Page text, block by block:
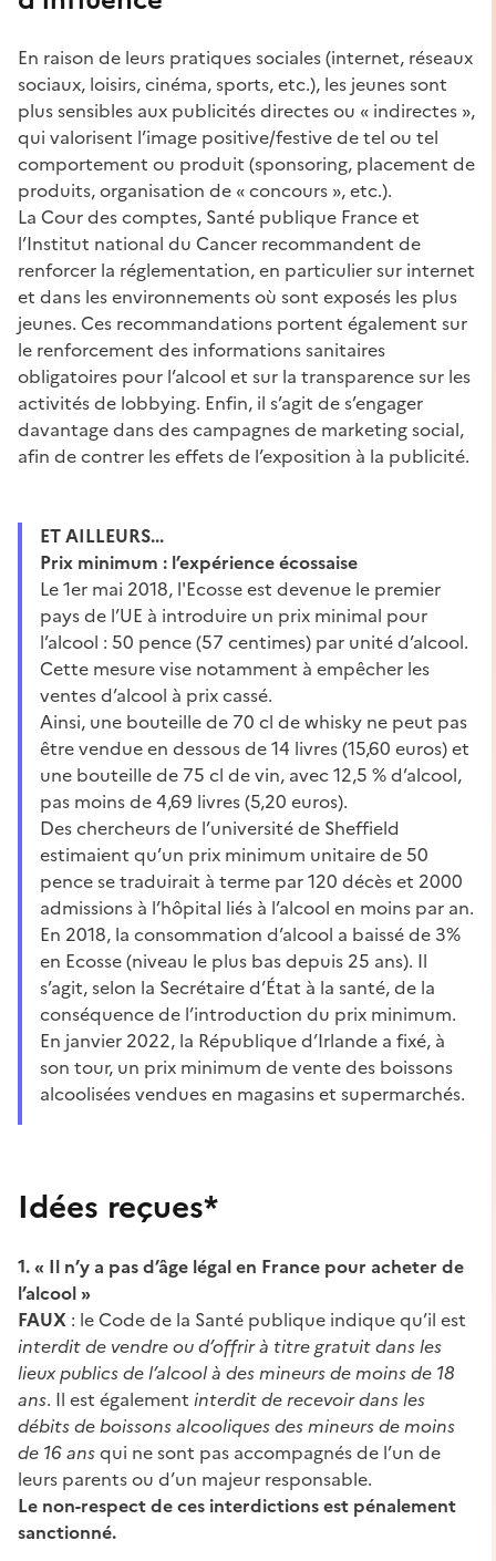
En raison de leurs pratiques sociales (internet, réseaux
sociaux, loisirs, cinéma, sports, etc.), les jeunes sont
plus sensibles aux publicités directes ou « indirectes »,
qui valorisent l’image positive/festive de tel ou tel
comportement ou produit (sponsoring, placement de
produits, organisation de « concours », etc.).
La Cour des comptes, Santé publique France et
l’Institut national du Cancer recommandent de
renforcer la réglementation, en particulier sur internet
et dans les environnements où sont exposés les plus
jeunes. Ces recommandations portent également sur
le renforcement des informations sanitaires
obligatoires pour l’alcool et sur la transparence sur les
activités de lobbying. Enfin, il s’agit de s’engager
davantage dans des campagnes de marketing social,
afin de contrer les effets de l’exposition à la publicité.
ET AILLEURS...
Prix minimum : l’expérience écossaise
Le 1er mai 2018, l'Ecosse est devenue le premier
pays de l’UE à introduire un prix minimal pour
l’alcool : 50 pence (57 centimes) par unité d’alcool.
Cette mesure vise notamment à empêcher les
ventes d’alcool à prix cassé.
Ainsi, une bouteille de 70 cl de whisky ne peut pas
être vendue en dessous de 14 livres (15,60 euros) et
une bouteille de 75 cl de vin, avec 12,5 % d’alcool,
pas moins de 4,69 livres (5,20 euros).
Des chercheurs de l’université de Sheffield
estimaient qu’un prix minimum unitaire de 50
pence se traduirait à terme par 120 décès et 2000
admissions à l’hôpital liés à l’alcool en moins par an.
En 2018, la consommation d’alcool a baissé de 3%
en Ecosse (niveau le plus bas depuis 25 ans). Il
s’agit, selon la Secrétaire d’État à la santé, de la
conséquence de l’introduction du prix minimum.
En janvier 2022, la République d’Irlande a fixé, à
son tour, un prix minimum de vente des boissons
alcoolisées vendues en magasins et supermarchés.
Idées reçues*
1. « Il n’y a pas d’âge légal en France pour acheter de
l’alcool »
FAUX : le Code de la Santé publique indique qu’il est
interdit de vendre ou d’offrir à titre gratuit dans les
lieux publics de l’alcool à des mineurs de moins de 18
ans. Il est également interdit de recevoir dans les
débits de boissons alcooliques des mineurs de moins
de 16 ansqui ne sont pas accompagnés de l’un de
leurs parents ou d’un majeur responsable.
Le non-respect de ces interdictions est pénalement
sanctionné.